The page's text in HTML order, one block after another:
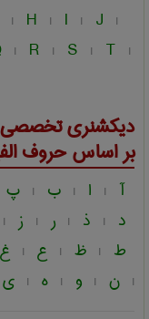
| H | I | J |
| R | S | T |
دیکشنری تخصصی
بر اساس حروف
آ | ا | ب | پ
د | ذ | ر | ز |
ط | ظ | ع | غ
| ن | و | ه | ی